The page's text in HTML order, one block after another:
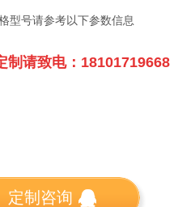
型号请参考以下参数信息
制请致电：18101719668
定制咨询